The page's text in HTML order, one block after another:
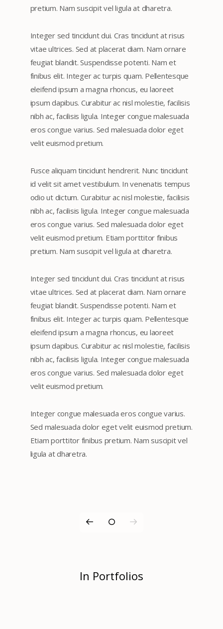
pretium. Nam suscipit vel ligula at dharetra.
Integer sed tincidunt dui. Cras tincidunt at risus
vitae ultrices. Sed at placerat diam. Nam ornare
feugiat blandit. Suspendisse potenti. Nam et
finibus elit. Integer ac turpis quam. Pellentesque
eleifend ipsum a magna rhoncus, eu laoreet
ipsum dapibus. Curabitur ac nisl molestie, facilisis
nibh ac, facilisis ligula. Integer congue malesuada
eros congue varius. Sed malesuada dolor eget
velit euismod pretium.
Fusce aliquam tincidunt hendrerit. Nunc tincidunt
id velit sit amet vestibulum. In venenatis tempus
odio ut dictum. Curabitur ac nisl molestie, facilisis
nibh ac, facilisis ligula. Integer congue malesuada
eros congue varius. Sed malesuada dolor eget
velit euismod pretium. Etiam porttitor finibus
pretium. Nam suscipit vel ligula at dharetra.
Integer sed tincidunt dui. Cras tincidunt at risus
vitae ultrices. Sed at placerat diam. Nam ornare
feugiat blandit. Suspendisse potenti. Nam et
finibus elit. Integer ac turpis quam. Pellentesque
eleifend ipsum a magna rhoncus, eu laoreet
ipsum dapibus. Curabitur ac nisl molestie, facilisis
nibh ac, facilisis ligula. Integer congue malesuada
eros congue varius. Sed malesuada dolor eget
velit euismod pretium.
Integer congue malesuada eros congue varius.
Sed malesuada dolor eget velit euismod pretium.
Etiam porttitor finibus pretium. Nam suscipit vel
ligula at dharetra.
In Portfolios